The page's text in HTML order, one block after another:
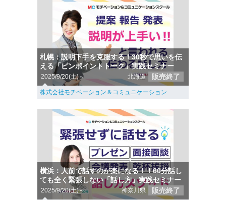
札幌：説明下手を克服する！30秒で思いを伝
える「ピンポイントトーク」実践セミナー
2025/9/20(土)～ 北海道 販売終了
株式会社モチベーション＆コミュニケーション
横浜：人前で話すのが楽になる！！60分話し
ても全く緊張しない「話し方」実践セミナー
2025/9/20(土)～ 神奈川県 販売終了